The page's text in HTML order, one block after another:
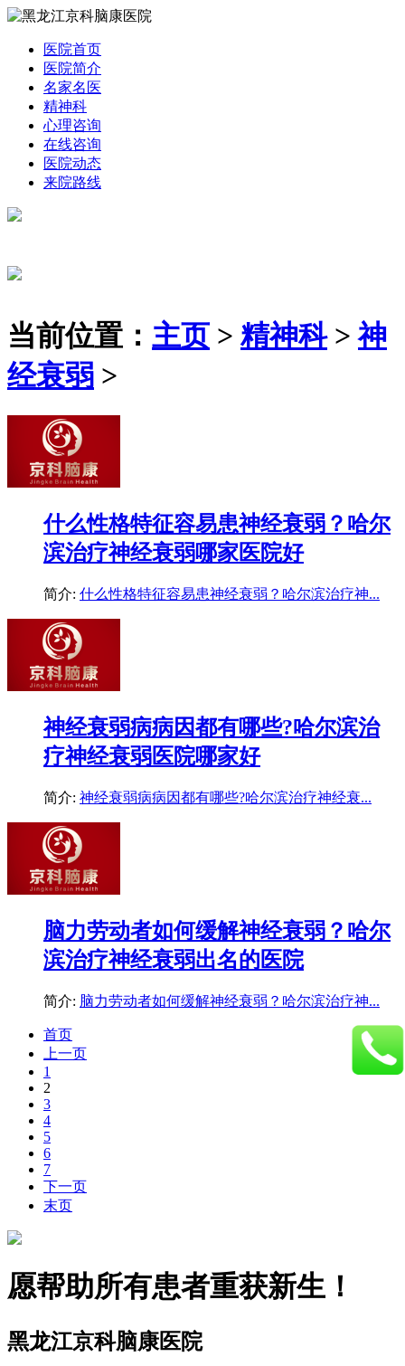
医院首页
医院简介
名家名医
精神科
心理咨询
在线咨询
医院动态
来院路线
当前位置： 主页 > 精神科>神
经衰弱 >
什么性格特征容易患神经衰弱？哈尔
滨治疗神经衰弱哪家医院好
简介: 什么性格特征容易患神经衰弱？哈尔滨治疗神...
神经衰弱病病因都有哪些?哈尔滨治
疗神经衰弱医院哪家好
简介: 神经衰弱病病因都有哪些?哈尔滨治疗神经衰...
脑力劳动者如何缓解神经衰弱？哈尔
滨治疗神经衰弱出名的医院
简介: 脑力劳动者如何缓解神经衰弱？哈尔滨治疗神...
首页
上一页
1
2
3
4
5
6
7
下一页
末页
愿帮助所有患者重获新生！
黑龙江京科脑康医院